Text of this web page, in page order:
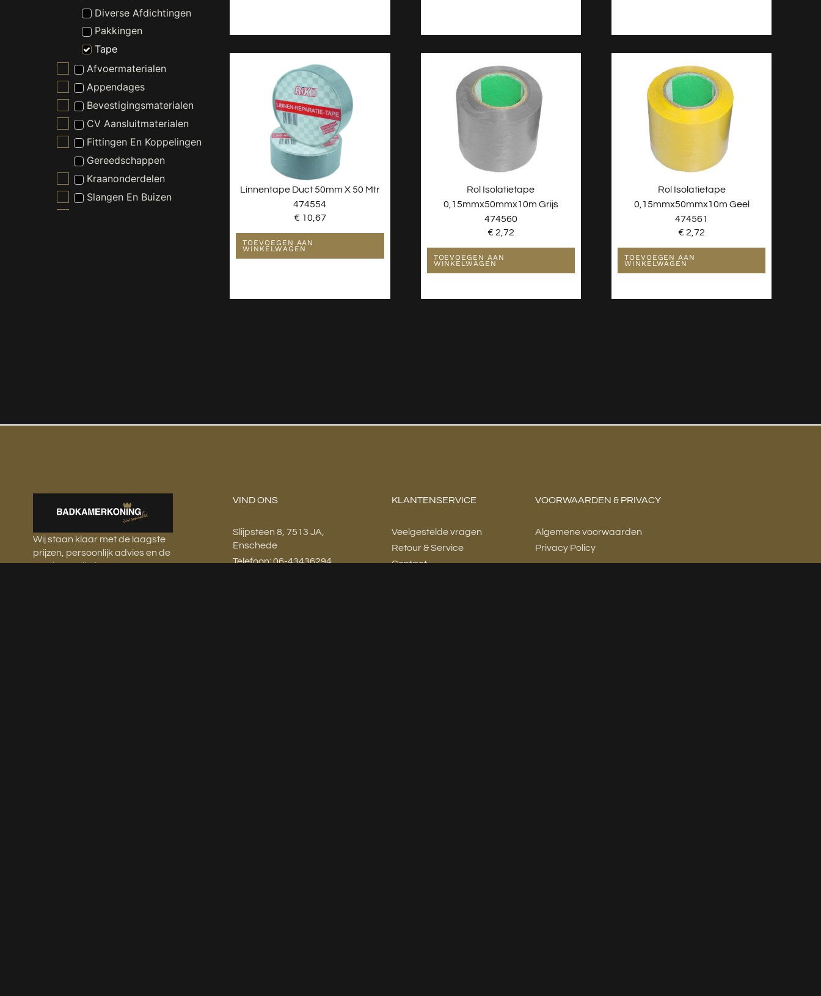
Diverse Afdichtingen
Pakkingen
Tape
Afvoermaterialen
Appendages
Bevestigingsmaterialen
CV Aansluitmaterialen
Fittingen En Koppelingen
Gereedschappen
Kraanonderdelen
Slangen En Buizen
Linnentape Duct 50mm X 50 Mtr
474554
€ 10,67
TOEVOEGEN AAN
WINKELWAGEN
Rol Isolatietape
0,15mmx50mmx10m Grijs
474560
€ 2,72
TOEVOEGEN AAN
WINKELWAGEN
Rol Isolatietape
0,15mmx50mmx10m Geel
474561
€ 2,72
TOEVOEGEN AAN
WINKELWAGEN
Wij staan klaar met de laagste
prijzen, persoonlijk advies en de
mooiste artikelen voor uw
VIND ONS
Slijpsteen 8, 7513 JA,
Enschede
Telefoon: 06-43436294
KLANTENSERVICE
Veelgestelde vragen
Retour & Service
Contact
VOORWAARDEN & PRIVACY
Algemene voorwaarden
Privacy Policy